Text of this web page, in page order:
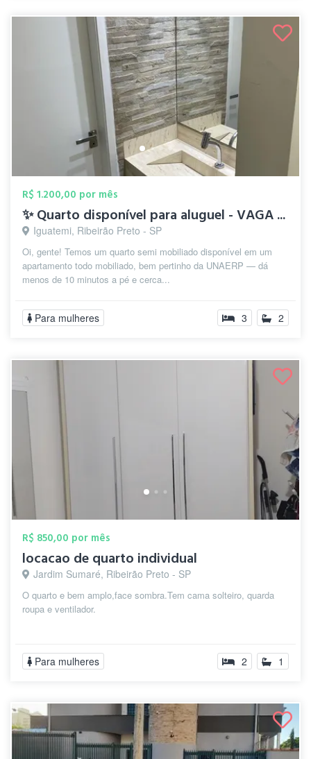
R$ 1.200,00 por mês
✨ Quarto disponível para aluguel - VAGA ...
Iguatemi, Ribeirão Preto - SP
Oi, gente! Temos um quarto semi mobiliado disponível em um
apartamento todo mobiliado, bem pertinho da UNAERP — dá
menos de 10 minutos a pé e cerca...
Para mulheres 3 2
R$ 850,00 por mês
locacao de quarto individual
Jardim Sumaré, Ribeirão Preto - SP
O quarto e bem amplo,face sombra.Tem cama solteiro, quarda
roupa e ventilador.
Para mulheres 2 1